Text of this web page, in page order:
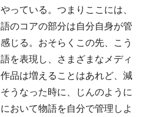
っている。つまりここには、
のコアの部分は自分自身が管
じる。おそらくこの先、こう
を表現し、さまざまなメディ
品は増えることはあれど、減
うなった時に、じんのように
おいて物語を自分で管理しよ